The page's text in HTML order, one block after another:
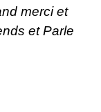
merci et
et Parle
LE PODCAST ! 🎧
ET PARLE : LE